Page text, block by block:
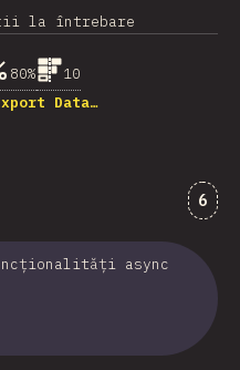
la întrebare
80%
10
Data…
6
async